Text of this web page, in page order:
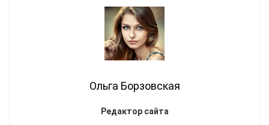
Ольга Борзовская
Редактор сайта